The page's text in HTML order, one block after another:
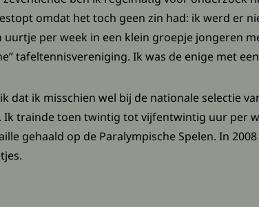
omdat het toch geen zin had: ik werd er
per week in een klein groepje jongeren
tafeltennisvereniging. Ik was de enige met
dat ik misschien wel bij de nationale selectie
Ik trainde toen twintig tot vijfentwintig uur per
gehaald op de Paralympische Spelen. In